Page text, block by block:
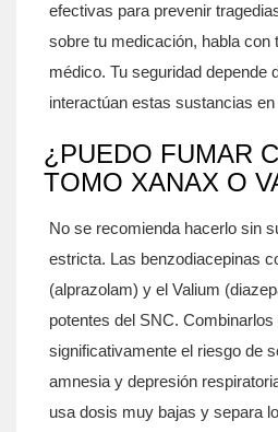
efectivas para prevenir
sobre tu medicación, habla con
médico. Tu seguridad depende
interactúan estas sustancias
¿PUEDO FUMAR
TOMO XANAX O
No se recomienda hacerlo sin
estricta. Las benzodiacepinas
(alprazolam) y el Valium
potentes del SNC.
significativamente el riesgo de
amnesia y depresión
usa dosis muy bajas y separa